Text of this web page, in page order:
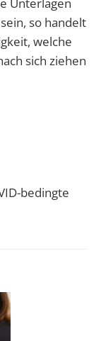
Unterlagen
so handelt
welche
sich ziehen
bedingte